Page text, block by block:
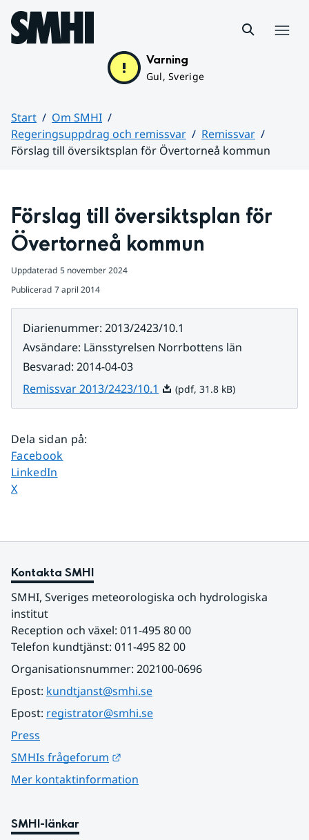
Hoppa till sidans innehåll
Varning
Gul, Sverige
Start
Om SMHI
Regeringsuppdrag och remissvar
Remissvar
Förslag till översiktsplan för Övertorneå kommun
Förslag till översiktsplan för
Övertorneå kommun
Uppdaterad 5 november 2024
Publicerad 7 april 2014
Diarienummer: 2013/2423/10.1
Avsändare: Länsstyrelsen Norrbottens län
Besvarad: 2014-04-03
Remissvar 2013/2423/10.1 Pdf, 31.8 kB.
(pdf, 31.8 kB)
Dela sidan på:
Dela sidan på
Facebook
Dela sidan på
LinkedIn
Dela sidan på
X
Kontakta SMHI
SMHI, Sveriges meteorologiska och hydrologiska
institut
Reception och växel: 011-495 80 00
Telefon kundtjänst: 011-495 82 00
Organisationsnummer: 202100-0696
Epost: kundtjanst@smhi.se
Epost: registrator@smhi.se
Press
SMHIs frågeforum
Mer kontaktinformation
SMHI-länkar